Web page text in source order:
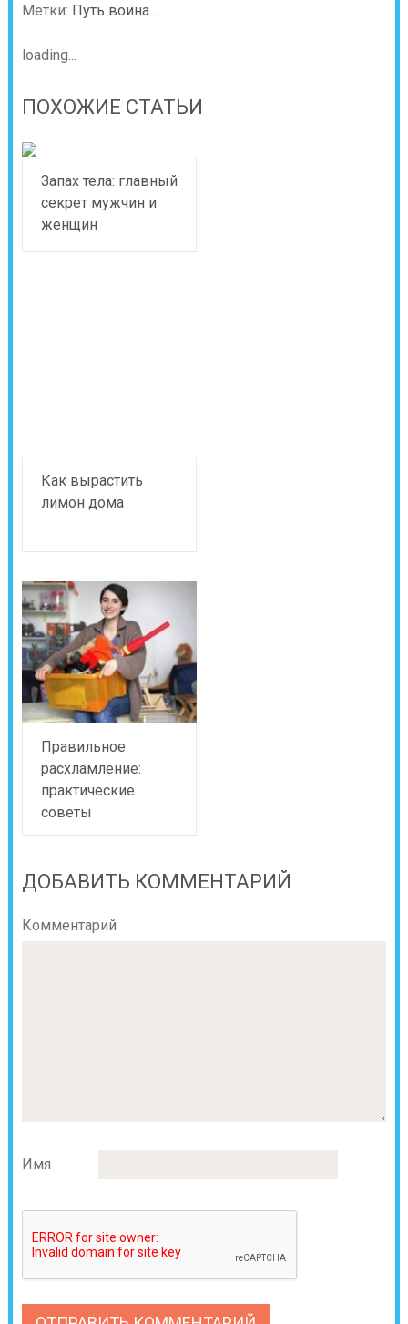
Метки: Путь воина…
loading...
ПОХОЖИЕ СТАТЬИ
Запах тела: главный
секрет мужчин и
женщин
Как вырастить
лимон дома
Правильное
расхламление:
практические
советы
ДОБАВИТЬ КОММЕНТАРИЙ
Комментарий
Имя